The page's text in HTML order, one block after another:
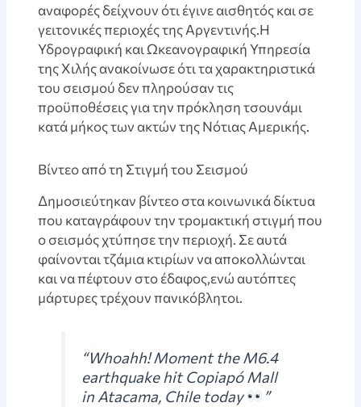
αναφορές δείχνουν ότι έγινε αισθητός και σε
γειτονικές περιοχές της Αργεντινής.Η
Υδρογραφική και Ωκεανογραφική Υπηρεσία
της Χιλής ανακοίνωσε ότι τα χαρακτηριστικά
του σεισμού δεν πληρούσαν τις
προϋποθέσεις για την πρόκληση τσουνάμι
κατά μήκος των ακτών της Νότιας Αμερικής.
Βίντεο από τη Στιγμή του Σεισμού
Δημοσιεύτηκαν βίντεο στα κοινωνικά δίκτυα
που καταγράφουν την τρομακτική στιγμή που
ο σεισμός χτύπησε την περιοχή. Σε αυτά
φαίνονται τζάμια κτιρίων να αποκολλώνται
και να πέφτουν στο έδαφος,ενώ αυτόπτες
μάρτυρες τρέχουν πανικόβλητοι.
“Whoahh! Moment the M6.4
earthquake hit Copiapó Mall
in Atacama, Chile today
”